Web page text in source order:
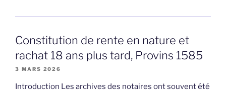
Constitution de rente en nature et
rachat 18 ans plus tard, Provins 1585
3 MARS 2026
Introduction Les archives des notaires ont souvent été